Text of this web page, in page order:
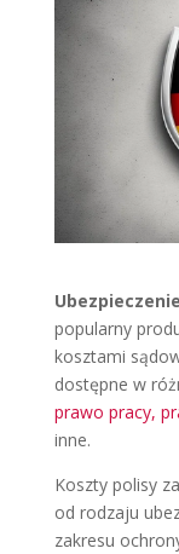
popularny
kosztami
dostępne w
prawo pracy,
inne.
Koszty polisy
od rodzaju
zakresu